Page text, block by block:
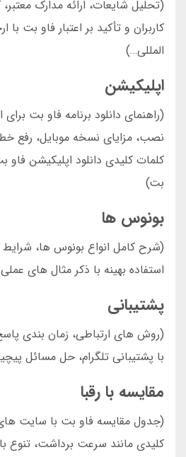
(تحلیل شایعات، ارائه مدارک
کاربران و تأکید بر اعتبار فاو بت
المللی…)
اپلیکیشن
نصب، مزایای نسخه موبایل، رفع
کلمات کلیدی دانلود اپلیکیشن فاو
بت)
بونوس ها
(شرح کامل انواع بونوس ها،
استفاده بهینه با ذکر مثال های
پشتیبانی
(روش های ارتباطی، زمان بندی
با پشتیبانی تلگرام، حل مسائل
مقایسه با رقبا
(جدول مقایسه فاو بت با سایت
کلیدی مانند سرعت برداشت، تنوع